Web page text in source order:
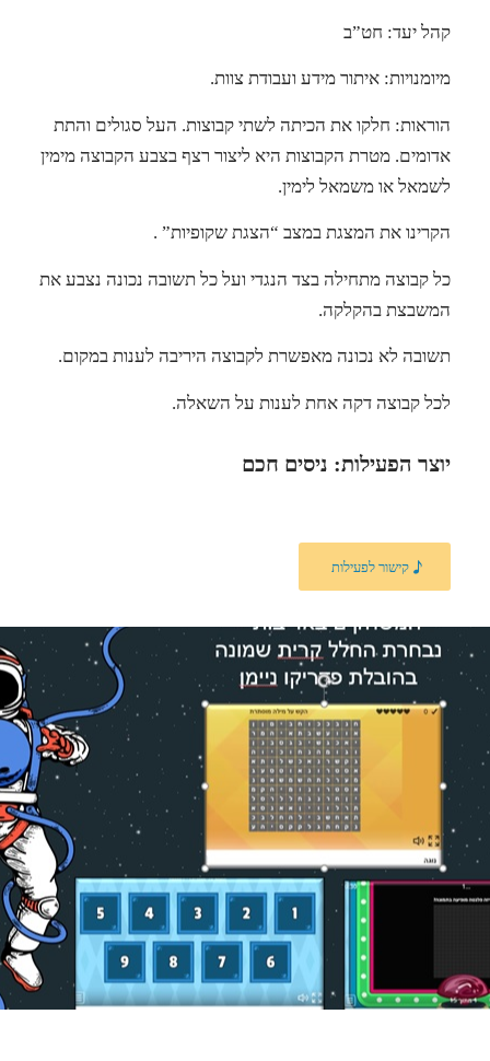
קהל יעד: חט”ב
מיומנויות: איתור מידע ועבודת צוות.
הוראות: חלקו את הכיתה לשתי קבוצות. העל סגולים והתת
אדומים. מטרת הקבוצות היא ליצור רצף בצבע הקבוצה מימין
לשמאל או משמאל לימין.
הקרינו את המצגת במצב “הצגת שקופיות” .
כל קבוצה מתחילה בצד הנגדי ועל כל תשובה נכונה נצבע את
המשבצת בהקלקה.
תשובה לא נכונה מאפשרת לקבוצה היריבה לענות במקום.
לכל קבוצה דקה אחת לענות על השאלה.
יוצר הפעילות: ניסים חכם
קישור לפעילות